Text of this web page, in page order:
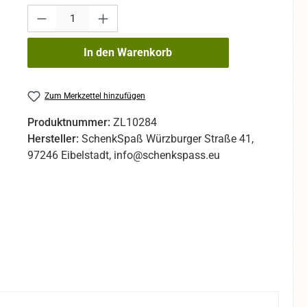
In den Warenkorb
Zum Merkzettel hinzufügen
Produktnummer: ZL10284
Hersteller: SchenkSpaß Würzburger Straße 41,
97246 Eibelstadt, info@schenkspass.eu